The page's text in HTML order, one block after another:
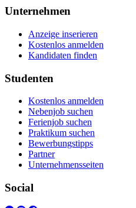
Unternehmen
Anzeige inserieren
Kostenlos anmelden
Kandidaten finden
Studenten
Kostenlos anmelden
Nebenjob suchen
Ferienjob suchen
Praktikum suchen
Bewerbungstipps
Partner
Unternehmensseiten
Social